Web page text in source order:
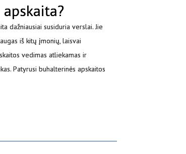
dažniausiai susiduria verslai. Jie
iš kitų įmonių, laisvai
vedimas atliekamas ir
Patyrusi buhalterinės apskaitos